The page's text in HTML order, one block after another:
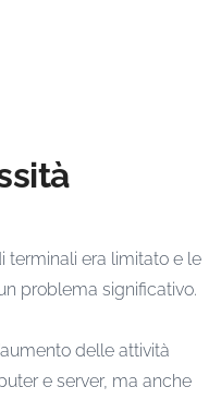
terminali era limitato e le
problema significativo.
delle attività
e server, ma anche